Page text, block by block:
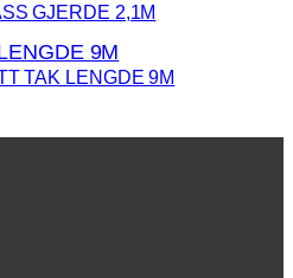
GJERDE 2,1M
TAK LENGDE 9M